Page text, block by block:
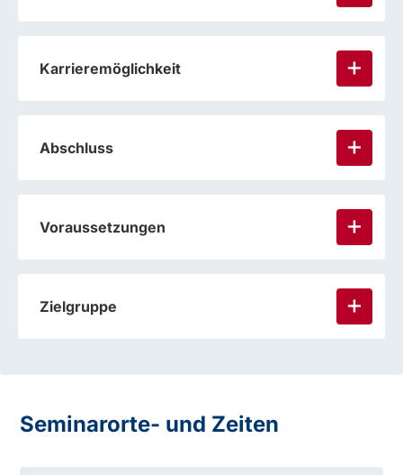
Karrieremöglichkeit
Abschluss
Voraussetzungen
Zielgruppe
Seminarorte- und Zeiten